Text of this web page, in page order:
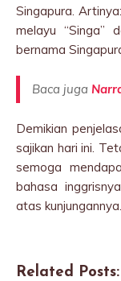
Singapura.
melayu “Singa”
bernama
Baca juga
Demikian
sajikan hari ini.
semoga
bahasa
atas
Related Posts: